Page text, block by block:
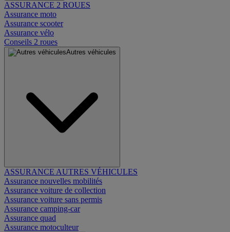
ASSURANCE 2 ROUES
Assurance moto
Assurance scooter
Assurance vélo
Conseils 2 roues
Autres véhicules
ASSURANCE AUTRES VÉHICULES
Assurance nouvelles mobilités
Assurance voiture de collection
Assurance voiture sans permis
Assurance camping-car
Assurance quad
Assurance motoculteur